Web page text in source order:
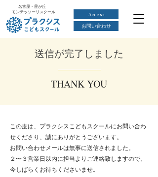
名古屋・星が丘
モンテッソーリスクール
Access
お問い合わせ
送信が完了しました
THANK YOU
この度は、プラクシスこどもスクールにお問い合わ
せくださり、誠にありがとうございます。
お問い合わせメールは無事に送信されました。
２〜３営業日以内に担当よりご連絡致しますので、
今しばらくお待ちくださいませ。